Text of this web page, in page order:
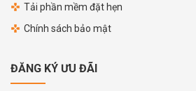
Tải phần mềm đặt hẹn
Chính sách bảo mật
ĐĂNG KÝ ƯU ĐÃI